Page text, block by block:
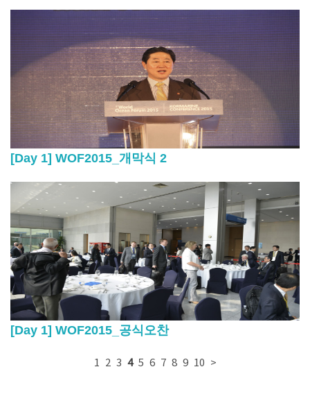
[Day 1] WOF2015_개막식 2
[Day 1] WOF2015_공식오찬
1 2 3 4 5 6 7 8 9 10 >